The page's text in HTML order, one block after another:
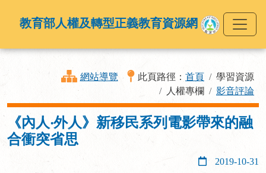
教育部人權及轉型正義教育資源網
網站導覽 此頁路徑： 首頁
學習資源
人權專欄
影音評論
《內人‧外人》新移民系列電影帶來的融
合衝突省思
2019-10-31